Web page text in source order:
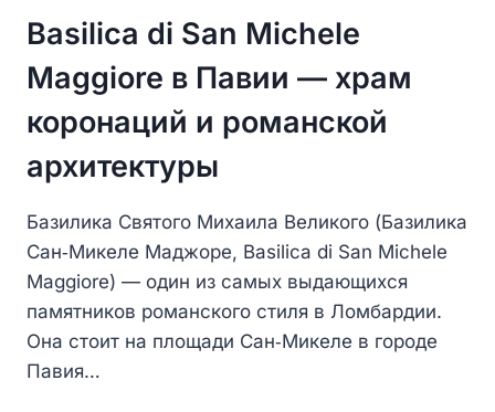
Basilica di San Michele
Maggiore в Павии — храм
коронаций и романской
архитектуры
Базилика Святого Михаила Великого (Базилика
Сан‑Микеле Маджоре, Basilica di San Michele
Maggiore) — один из самых выдающихся
памятников романского стиля в Ломбардии.
Она стоит на площади Сан‑Микеле в городе
Павия…